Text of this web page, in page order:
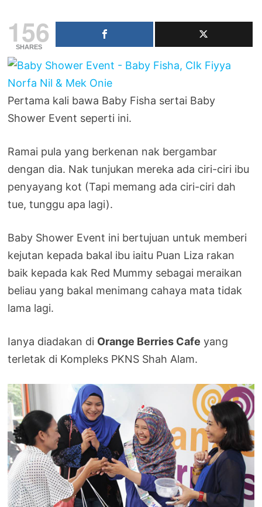
156
SHARES
Pertama kali bawa Baby Fisha sertai Baby
Shower Event seperti ini.
Ramai pula yang berkenan nak bergambar
dengan dia. Nak tunjukan mereka ada ciri-ciri ibu
penyayang kot (Tapi memang ada ciri-ciri dah
tue, tunggu apa lagi).
Baby Shower Event ini bertujuan untuk memberi
kejutan kepada bakal ibu iaitu Puan Liza rakan
baik kepada kak Red Mummy sebagai meraikan
beliau yang bakal menimang cahaya mata tidak
lama lagi.
Ianya diadakan di Orange Berries Cafe yang
terletak di Kompleks PKNS Shah Alam.